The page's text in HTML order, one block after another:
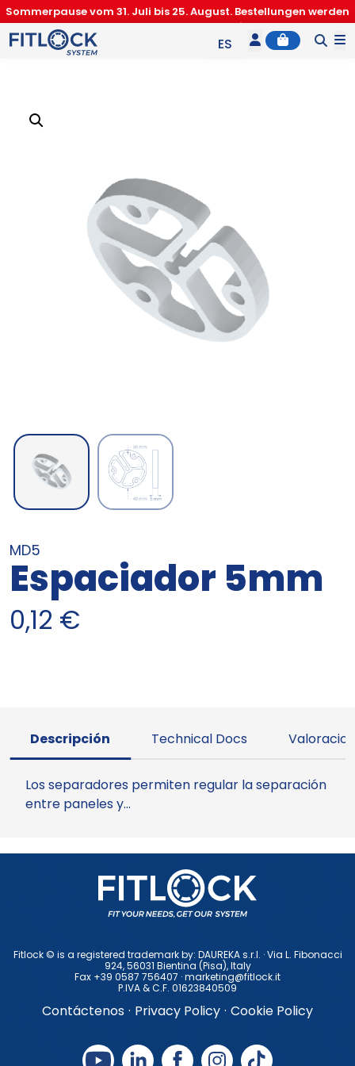
Sommerpause vom 31. Juli bis 25. August. Bestellungen werden
ab dem 26. August bearbeitet.
ES Account
Cart
MD5
Espaciador 5mm
0,12 €
Descripción Technical Docs
Los separadores permiten regular la separación
entre paneles y…
Fitlock © is a registered trademark by: DAUREKA s.r.l. · Via L. Fibonacci
924, 56031 Bientina (Pisa), ltaly
Fax +39 0587 756407 ·marketing@fitlock.it
P.IVA & C.F. 01623840509
Contáctenos · Privacy Policy · Cookie Policy